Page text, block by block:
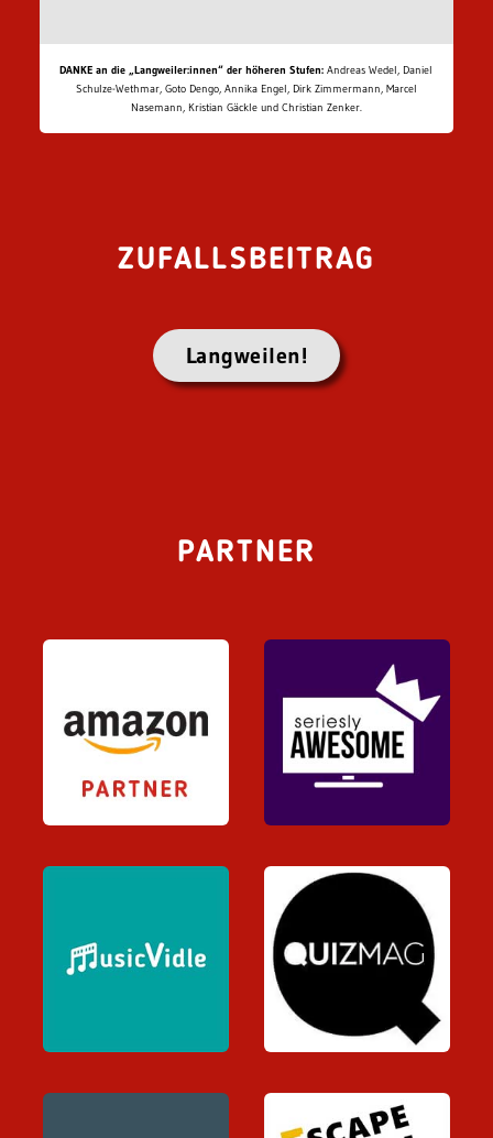
DANKE an die „Langweiler:innen“ der höheren Stufen: Andreas Wedel, Daniel
Schulze-Wethmar, Goto Dengo, Annika Engel, Dirk Zimmermann, Marcel
Nasemann, Kristian Gäckle und Christian Zenker.
ZUFALLSBEITRAG
Langweilen!
PARTNER